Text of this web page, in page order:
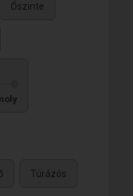
Őszinte
Túrázós